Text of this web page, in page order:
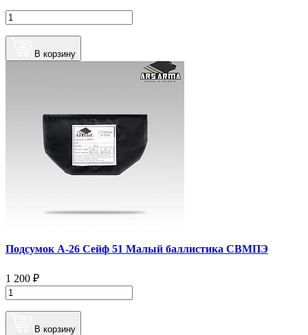
В корзину
Подсумок А-26 Сейф 51 Малый баллистика СВМПЭ
1 200 ₽
В корзину